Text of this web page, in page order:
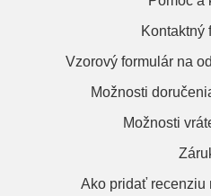
Kontaktný
Vzorový formulár na
Možnosti
Možnosti
Ako pridať recenziu